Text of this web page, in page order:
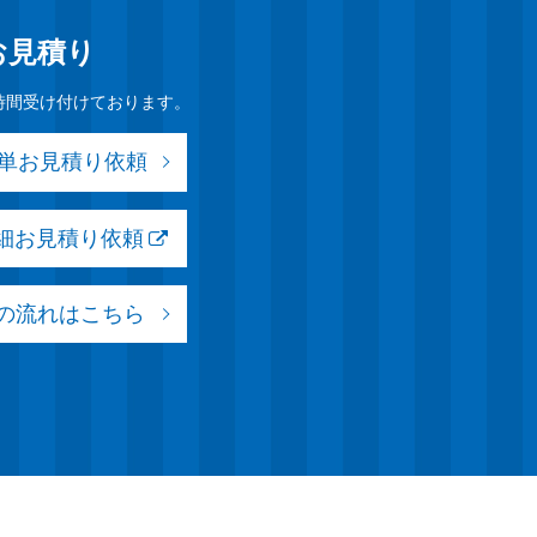
積り
受け付けております。
お見積り依頼
お見積り依頼
流れはこちら